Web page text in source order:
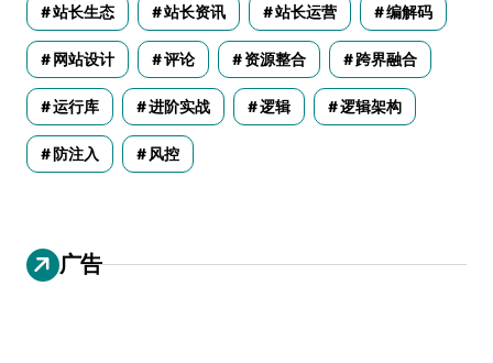
站长生态 站长资讯 站长运营 编解码
网站设计 评论 资源整合 跨界融合
运行库 进阶实战 逻辑 逻辑架构
防注入 风控
广告